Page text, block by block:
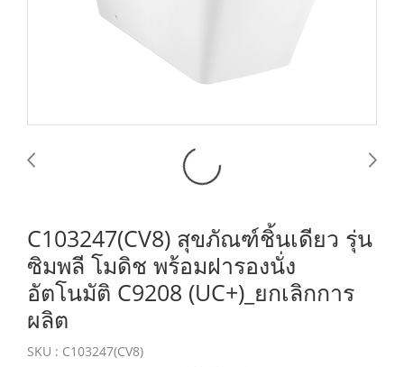
C103247(CV8) สุขภัณฑ์ชิ้นเดียว รุ่น
ซิมพลี โมดิช พร้อมฝารองนั่ง
อัตโนมัติ C9208 (UC+)_ยกเลิกการ
ผลิต
SKU : C103247(CV8)